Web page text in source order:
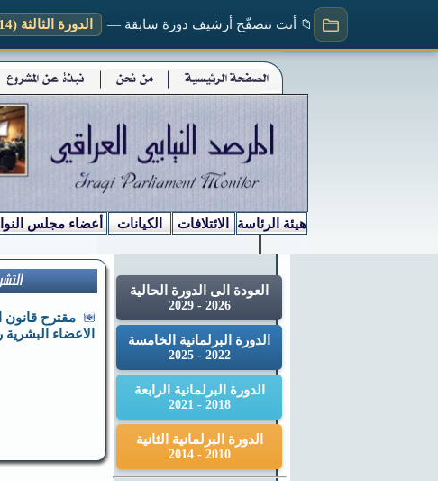
📁 أنت تتصفّح أرشيف دورة سابقة — الدورة الثالثة (2014)
هيئة الرئاسة الائتلافات الكيانات أعضاء مجلس
العودة الى الدورة الحالية
2026 - 2029
الدورة البرلمانية الخامسة
2022 - 2025
الدورة البرلمانية الرابعة
2018 - 2021
الدورة البرلمانية الثانية
2010 - 2014
مقترح قانون
الاعضاء البشرية رقم (11)